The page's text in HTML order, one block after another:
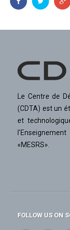
Le Centre de
(CDTA) est un
et
«MESRS».
FOLLOW US ON